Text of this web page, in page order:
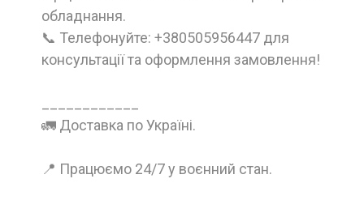
обладнання.
📞 Телефонуйте: +380505956447 для
консультації та оформлення замовлення!
🚛 Доставка по Україні.
📍 Працюємо 24/7 у воєнний стан.